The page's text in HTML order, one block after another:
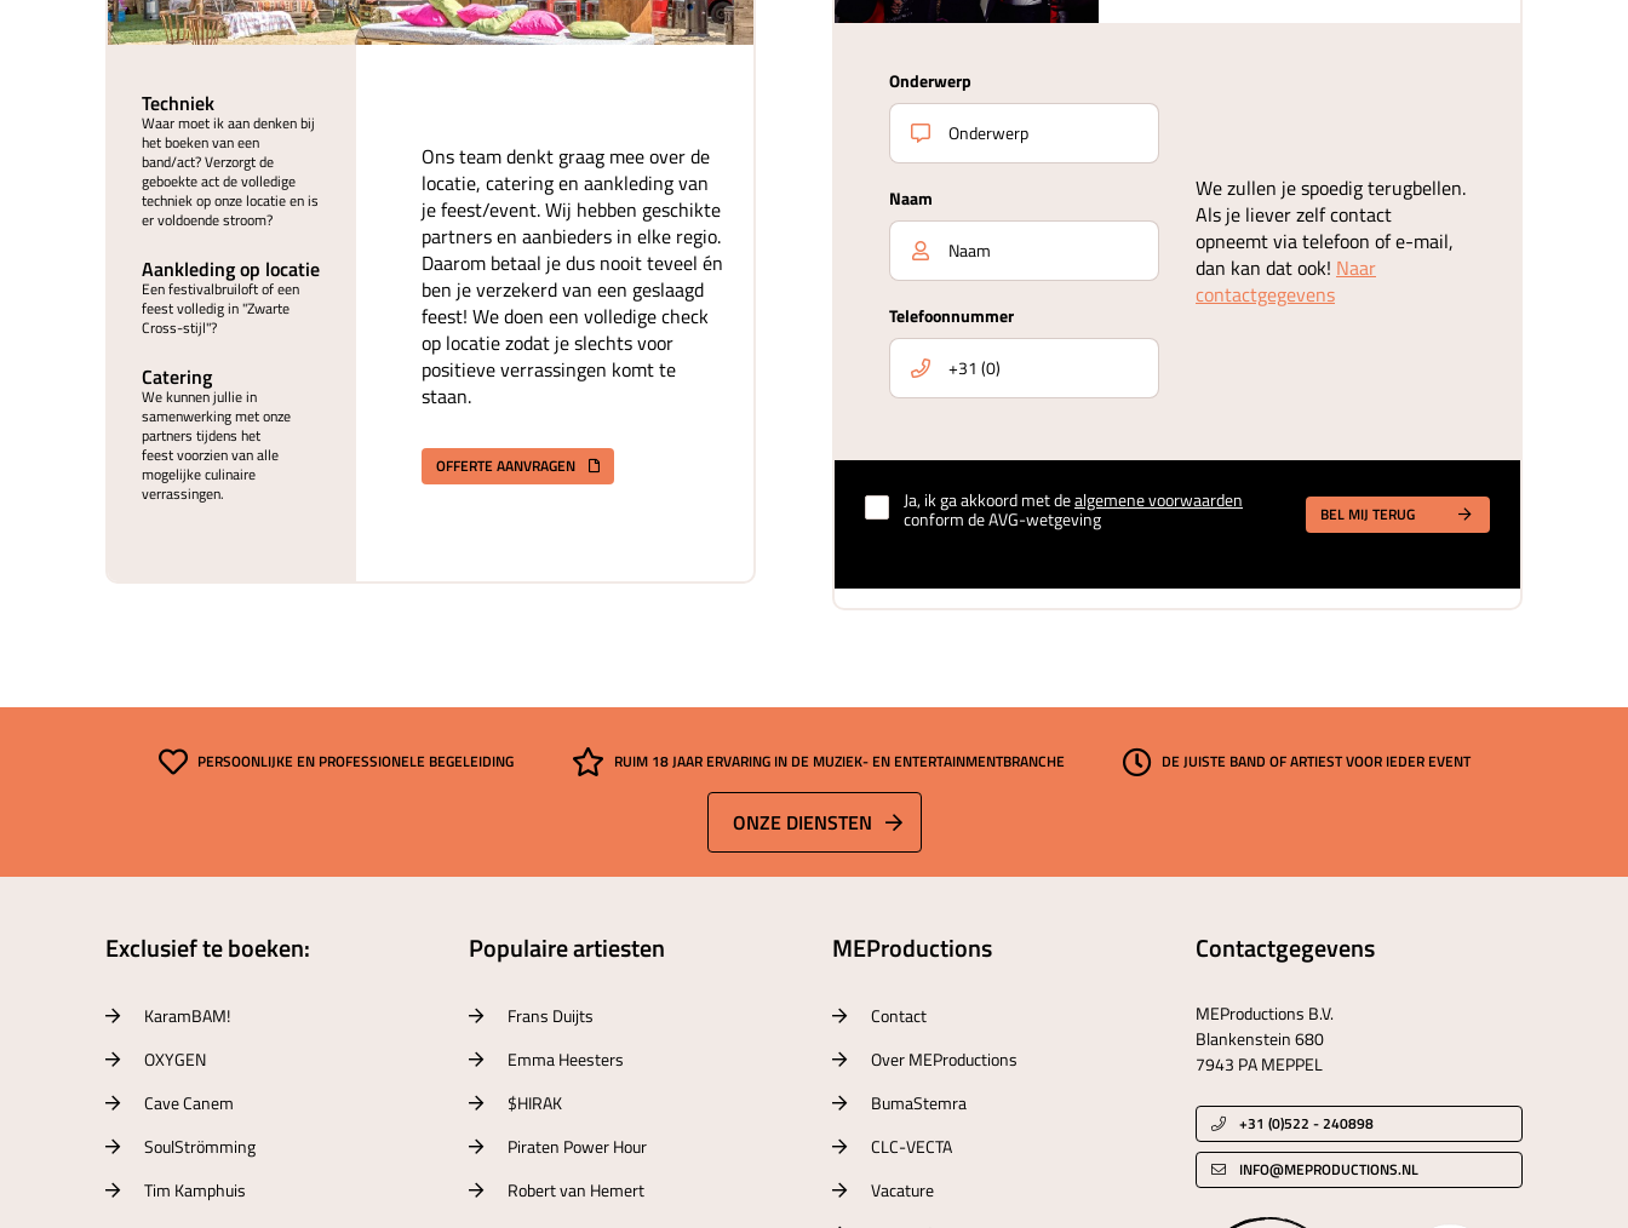
Techniek
Waar moet ik aan denken bij
het boeken van een
band/act? Verzorgt de
geboekte act de volledige
techniek op onze locatie en is
er voldoende stroom?
Aankleding op locatie
Een festivalbruiloft of een
feest volledig in "Zwarte
Cross-stijl"?
Catering
We kunnen jullie in
samenwerking met onze
partners tijdens het
feest voorzien van alle
mogelijke culinaire
verrassingen.
Ons team denkt graag mee over de
locatie, catering en aankleding van
je feest/event. Wij hebben geschikte
partners en aanbieders in elke regio.
Daarom betaal je dus nooit teveel én
ben je verzekerd van een geslaagd
feest! We doen een volledige check
op locatie zodat je slechts voor
positieve verrassingen komt te
staan.
OFFERTE AANVRAGEN
Onderwerp
Naam
Telefoonnummer
We zullen je spoedig terugbellen.
Als je liever zelf contact
opneemt via telefoon of e-mail,
dan kan dat ook! Naar
contactgegevens
Ja, ik ga akkoord met dealgemene voorwaarden
conform de AVG-wetgeving BEL MIJ TERUG
PERSOONLIJKE EN PROFESSIONELE BEGELEIDING RUIM 18 JAAR ERVARING IN DE MUZIEK- EN ENTERTAINMENTBRANCHE DE JUISTE BAND OF ARTIEST VOOR IEDER EVENT
ONZE DIENSTEN
Exclusief te boeken:
KaramBAM!
OXYGEN
Cave Canem
SoulStrömming
Tim Kamphuis
Populaire artiesten
Frans Duijts
Emma Heesters
$HIRAK
Piraten Power Hour
Robert van Hemert
MEProductions
Contact
Over MEProductions
BumaStemra
CLC-VECTA
Vacature
Contactgegevens
MEProductions B.V.
Blankenstein 680
7943 PA MEPPEL
+31 (0)522 - 240898
INFO@MEPRODUCTIONS.NL